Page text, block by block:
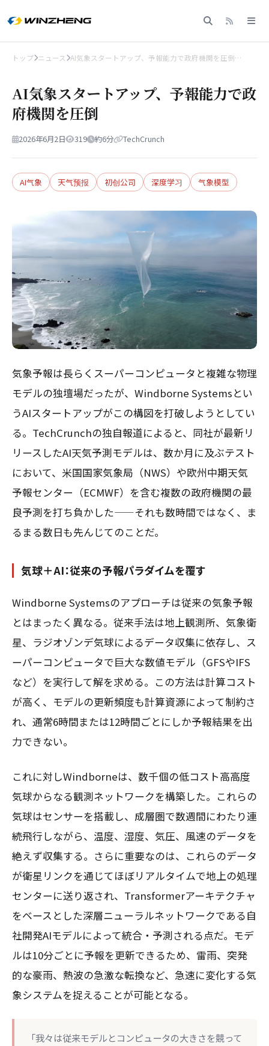
トップ ニュース AI気象スタートアップ、予報能力で政府機関を圧倒…
AI気象スタートアップ、予報能力で政
府機関を圧倒
2026年6月2日 319 約6分 TechCrunch
AI气象 天气预报 初创公司 深度学习 气象模型
気象予報は長らくスーパーコンピュータと複雑な物理
モデルの独壇場だったが、Windborne Systemsとい
うAIスタートアップがこの構図を打破しようとしてい
る。TechCrunchの独自報道によると、同社が最新リ
リースしたAI天気予測モデルは、数か月に及ぶテスト
において、米国国家気象局（NWS）や欧州中期天気
予報センター（ECMWF）を含む複数の政府機関の最
良予測を打ち負かした——それも数時間ではなく、ま
るまる数日も先んじてのことだ。
気球＋AI：従来の予報パラダイムを覆す
Windborne Systemsのアプローチは従来の気象予報
とはまったく異なる。従来手法は地上観測所、気象衛
星、ラジオゾンデ気球によるデータ収集に依存し、ス
ーパーコンピュータで巨大な数値モデル（GFSやIFS
など）を実行して解を求める。この方法は計算コスト
が高く、モデルの更新頻度も計算資源によって制約さ
れ、通常6時間または12時間ごとにしか予報結果を出
力できない。
これに対しWindborneは、数千個の低コスト高高度
気球からなる観測ネットワークを構築した。これらの
気球はセンサーを搭載し、成層圏で数週間にわたり連
続飛行しながら、温度、湿度、気圧、風速のデータを
絶えず収集する。さらに重要なのは、これらのデータ
が衛星リンクを通じてほぼリアルタイムで地上の処理
センターに送り返され、Transformerアーキテクチャ
をベースとした深層ニューラルネットワークである自
社開発AIモデルによって統合・予測される点だ。モデ
ルは10分ごとに予報を更新できるため、雷雨、突発
的な豪雨、熱波の急激な転換など、急速に変化する気
象システムを捉えることが可能となる。
「我々は従来モデルとコンピュータの大きさを競って